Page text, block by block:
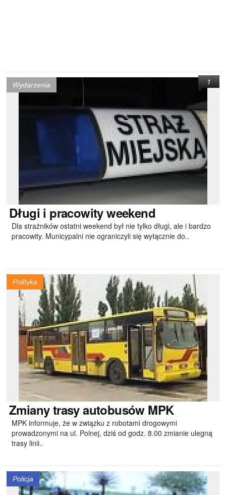
Wydarzenia
Długi i pracowity weekend
Dla strażników ostatni weekend był nie tylko długi, ale i bardzo
pracowity. Municypalni nie ograniczyli się wyłącznie do..
1
Polityka
Zmianytrasy autobusów MPK
MPK informuje, że w związku z robotami drogowymi
prowadzonymi na ul. Polnej, dziś od godz. 8.00 zmianie ulegną
trasy linii..
Policja